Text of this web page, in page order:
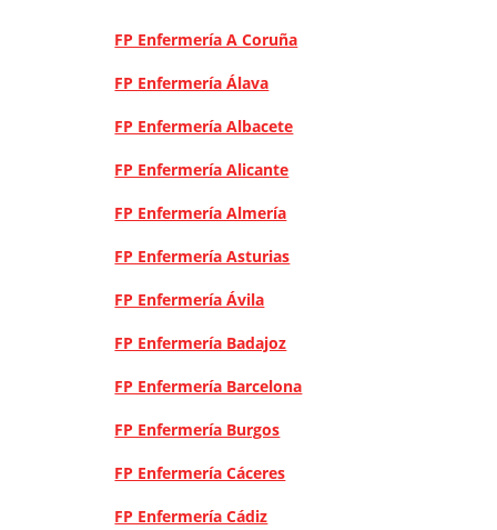
FP Enfermería A Coruña
FP Enfermería Álava
FP Enfermería Albacete
FP Enfermería Alicante
FP Enfermería Almería
FP Enfermería Asturias
FP Enfermería Ávila
FP Enfermería Badajoz
FP Enfermería Barcelona
FP Enfermería Burgos
FP Enfermería Cáceres
FP Enfermería Cádiz